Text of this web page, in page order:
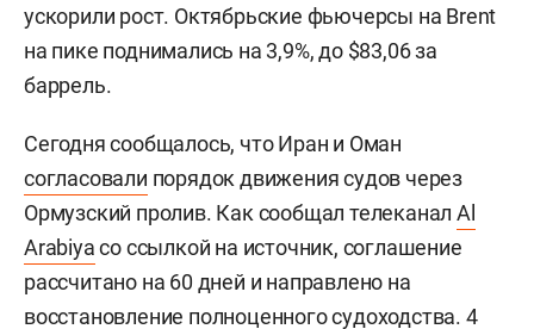
ускорили рост. Октябрьские фьючерсы на Brent
на пике поднимались на 3,9%, до $83,06 за
баррель.
Сегодня сообщалось, что Иран и Оман
согласовали порядок движения судов через
Ормузский пролив. Как сообщал телеканал Al
Arabiyaсо ссылкой на источник, соглашение
рассчитано на 60 дней и направлено на
восстановление полноценного судоходства. 4